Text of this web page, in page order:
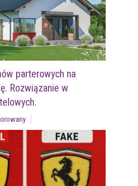
parterowych na
Rozwiązanie w